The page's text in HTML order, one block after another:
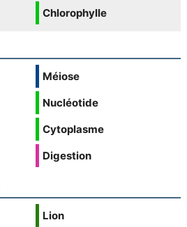
Chlorophylle
Méiose
Nucléotide
Cytoplasme
Digestion
Lion